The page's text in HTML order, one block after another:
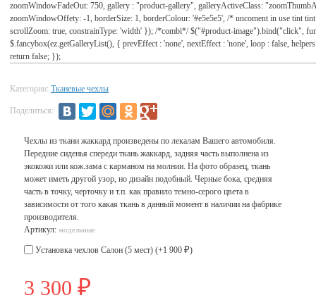
zoomWindowFadeOut: 750, gallery : "product-gallery", galleryActiveClass:
zoomWindowOffety: -1, borderSize: 1, borderColour: '#e5e5e5', /* uncoment in use tint
scrollZoom: true, constrainType: 'width' }); /*combi*/ $("#product-image").bind("click",
$.fancybox(ez.getGalleryList(), { prevEffect : 'none', nextEffect : 'none', loop : false,
return false; });
Категории: Тканевые чехлы
Поделиться:
Чехлы из ткани жаккард произведены по лекалам Вашего автомобиля.
Передние сиденья спереди ткань жаккард, задняя часть выполнена из
экокожи или кож.зама с карманом на молнии. На фото образец, ткань
может иметь другой узор, но дизайн подобный. Черные бока, средняя
часть в точку, черточку и т.п. как правило темно-серого цвета в
зависимости от того какая ткань в данный момент в наличии на фабрике
производителя.
Артикул: модельные
Установка чехлов Салон (5 мест) (+1 900 ₽)
3 300 ₽